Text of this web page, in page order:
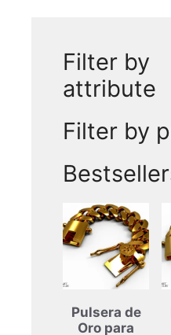
Filter by
attribute
Filter by
Pulsera de
Oro para